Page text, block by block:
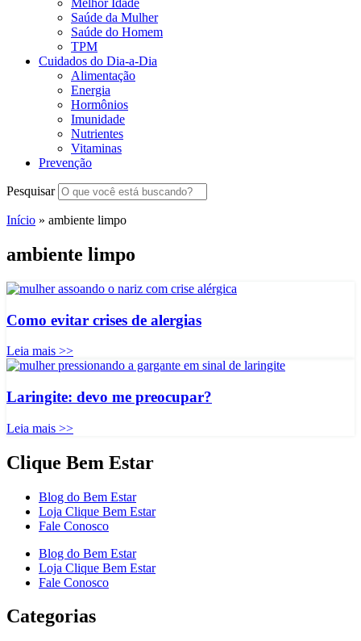
Melhor Idade
Saúde da Mulher
Saúde do Homem
TPM
Cuidados do Dia-a-Dia
Alimentação
Energia
Hormônios
Imunidade
Nutrientes
Vitaminas
Prevenção
Pesquisar
Início » ambiente limpo
ambiente limpo
Como evitar crises de alergias
Leia mais >>
Laringite: devo me preocupar?
Leia mais >>
Clique Bem Estar
Blog do Bem Estar
Loja Clique Bem Estar
Fale Conosco
Blog do Bem Estar
Loja Clique Bem Estar
Fale Conosco
Categorias